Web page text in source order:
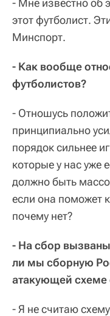
этот футболист.
Минспорт.
- Как вообще
футболистов?
- Отношусь
принципиально
порядок сильнее
которые у нас уже
должно быть
если она поможет
почему нет?
- На сбор
ли мы сборную
атакующей
- Я не считаю